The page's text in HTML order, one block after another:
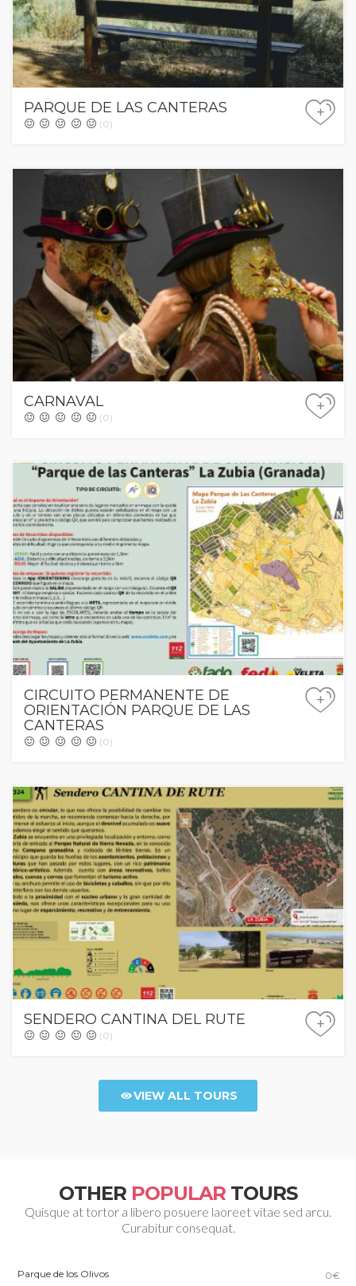
PARQUE DE LAS CANTERAS
(0)
+
CARNAVAL
(0)
+
CIRCUITO PERMANENTE DE
ORIENTACIÓN PARQUE DE LAS
CANTERAS
(0)
+
SENDERO CANTINA DEL RUTE
(0)
+
VIEW ALL TOURS
OTHER POPULAR TOURS
Quisque at tortor a libero posuere laoreet vitae sed arcu.
Curabitur consequat.
Parque de los Olivos 0€